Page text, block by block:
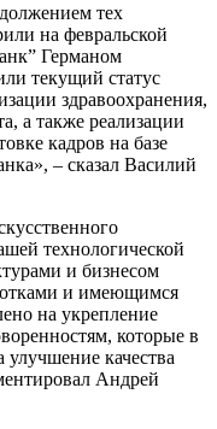
тех
на февральской
Германом
текущий статус
здравоохранения,
а также реализации
кадров на базе
– сказал Василий
технологической
и бизнесом
и имеющимся
на укрепление
которые в
качества
Андрей